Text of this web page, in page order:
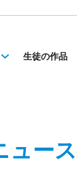
生徒の作品
ュース